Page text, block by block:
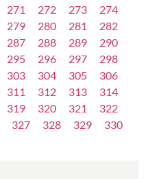
271 272 273
274
279 280 281
282
287 288 289
290
295 296 297
298
303 304 305
306
311 312 313
314
319 320 321
322
327 328 329 330